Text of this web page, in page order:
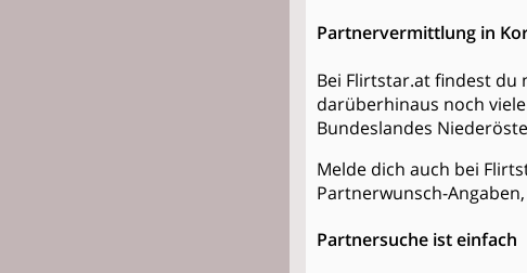
Partnervermittlung in
Bei Flirtstar.at findest du
darüberhinaus noch
Bundeslandes
Melde dich auch bei
Partnerwunsch-
Partnersuche ist einfach